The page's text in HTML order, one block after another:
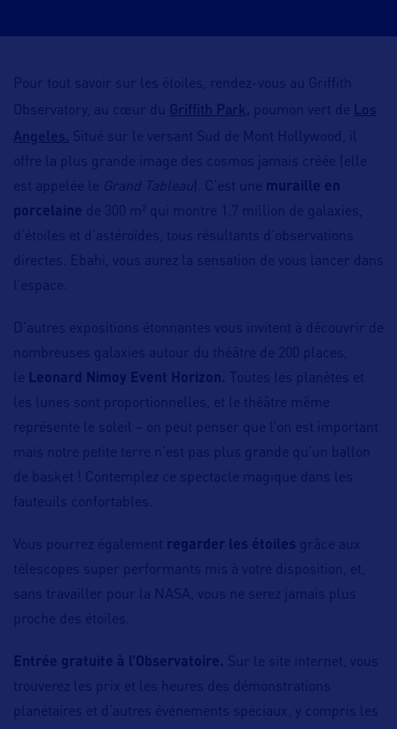
Pour tout savoir sur les étoiles, rendez-vous au Griffith
Observatory, au cœur du Griffith Park, poumon vert de Los
Angeles. Situé sur le versant Sud de Mont Hollywood, il
offre la plus grande image des cosmos jamais créée (elle
est appelée le Grand Tableau ). C’est une muraille en
porcelaine de 300 m² qui montre 1,7 million de galaxies,
d’étoiles et d’astéroïdes, tous résultants d’observations
directes. Ebahi, vous aurez la sensation de vous lancer dans
l’espace.
D’autres expositions étonnantes vous invitent à découvrir de
nombreuses galaxies autour du théâtre de 200 places,
le Leonard Nimoy Event Horizon.
Toutes les planètes et
les lunes sont proportionnelles, et le théâtre même
représente le soleil – on peut penser que l’on est important
mais notre petite terre n’est pas plus grande qu’un ballon
de basket ! Contemplez ce spectacle magique dans les
fauteuils confortables.
Vous pourrez également regarder les étoiles grâce aux
télescopes super performants mis à votre disposition, et,
sans travailler pour la NASA, vous ne serez jamais plus
proche des étoiles.
Entrée gratuite à l’Observatoire. Sur le site internet, vous
trouverez les prix et les heures des démonstrations
planétaires et d’autres événements spéciaux, y compris les